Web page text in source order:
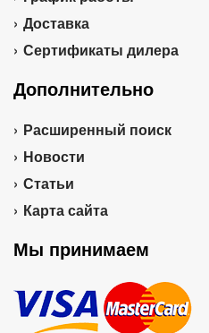
Доставка
Сертификаты дилера
Дополнительно
Расширенный поиск
Новости
Статьи
Карта сайта
Мы принимаем